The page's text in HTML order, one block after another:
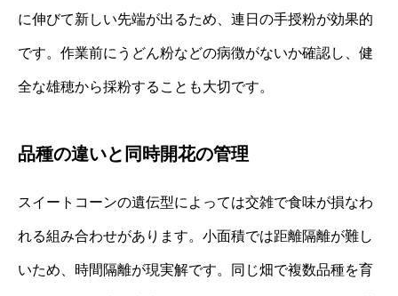
に伸びて新しい先端が出るため、連日の手授粉が効果的
です。作業前にうどん粉などの病徴がないか確認し、健
全な雄穂から採粉することも大切です。
品種の違いと同時開花の管理
スイートコーンの遺伝型によっては交雑で食味が損なわ
れる組み合わせがあります。小面積では距離隔離が難し
いため、時間隔離が現実解です。同じ畑で複数品種を育